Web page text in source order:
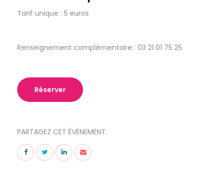
Tarif unique : 5 euros
Renseignement complémentaire : 03 21 01 75 25
Réserver
PARTAGEZ CET ÉVÉNEMENT